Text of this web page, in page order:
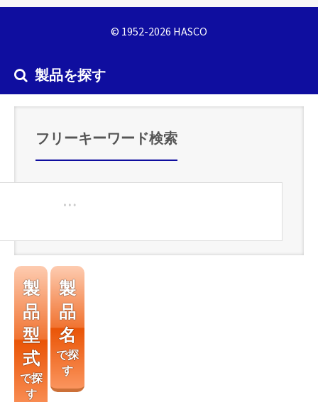
© 1952-2026 HASCO
製品を探す
フリーキーワード検索
製
品
型
式
で探
す
製
品
名
で探
す